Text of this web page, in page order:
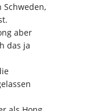
Schweden,
aber
das ja